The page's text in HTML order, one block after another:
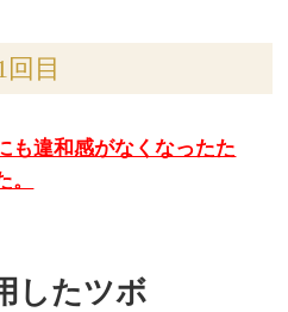
回目
も違和感がなくなったた
したツボ